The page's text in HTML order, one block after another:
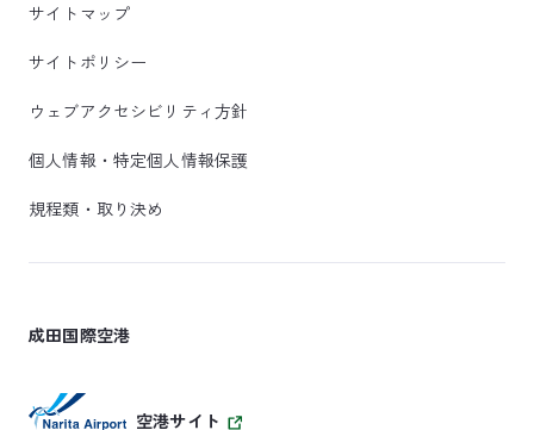
サイトマップ
サイトポリシー
ウェブアクセシビリティ方針
個人情報・特定個人情報保護
規程類・取り決め
成田国際空港
空港サイト